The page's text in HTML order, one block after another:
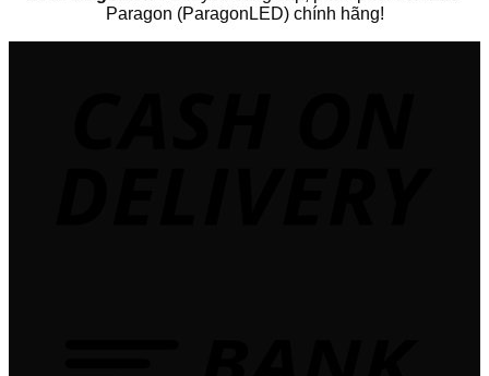
Paragon (ParagonLED) chính hãng!